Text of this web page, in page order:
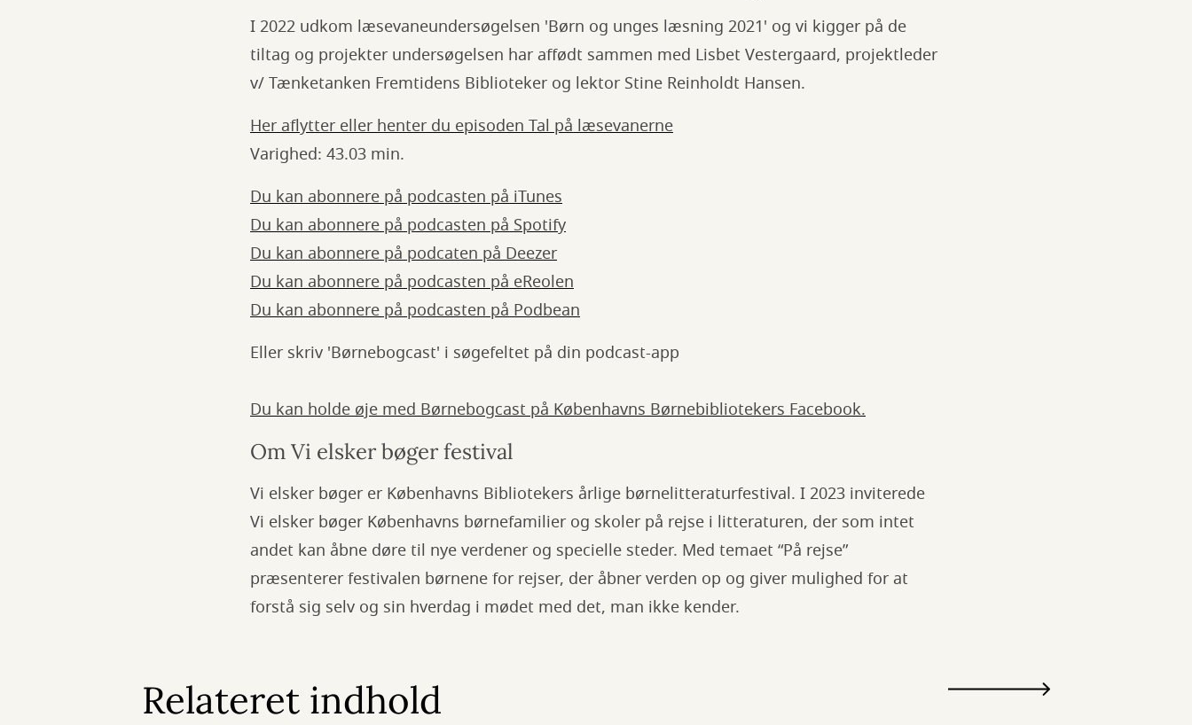
I 2022 udkom læsevaneundersøgelsen 'Børn og unges læsning 2021' og vi kigger på de
tiltag og projekter undersøgelsen har affødt sammen med Lisbet Vestergaard, projektleder
v/ Tænketanken Fremtidens Biblioteker og lektor Stine Reinholdt Hansen.
Her aflytter eller henter du episoden Tal på læsevanerne
Varighed: 43.03 min.
Du kan abonnere på podcasten på iTunes
Du kan abonnere på podcasten på Spotify
Du kan abonnere på podcaten på Deezer
Du kan abonnere på podcasten på eReolen
Du kan abonnere på podcasten på Podbean
Eller skriv 'Børnebogcast' i søgefeltet på din podcast-app
Du kan holde øje med Børnebogcast på Københavns Børnebibliotekers Facebook.
Om Vi elsker bøger festival
Vi elsker bøger er Københavns Bibliotekers årlige børnelitteraturfestival. I 2023 inviterede
Vi elsker bøger Københavns børnefamilier og skoler på rejse i litteraturen, der som intet
andet kan åbne døre til nye verdener og specielle steder. Med temaet “På rejse”
præsenterer festivalen børnene for rejser, der åbner verden op og giver mulighed for at
forstå sig selv og sin hverdag i mødet med det, man ikke kender.
Relateret indhold